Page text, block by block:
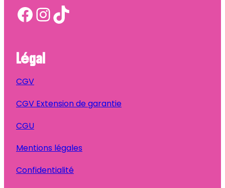
Facebook InstagramTikTok
Légal
CGV
CGV Extension de garantie
CGU
Mentions légales
Confidentialité